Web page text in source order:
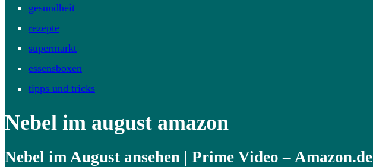
gesundheit
rezepte
supermarkt
essensboxen
tipps und tricks
Nebel im august amazon
Nebel im August ansehen | Prime Video – Amazon.de